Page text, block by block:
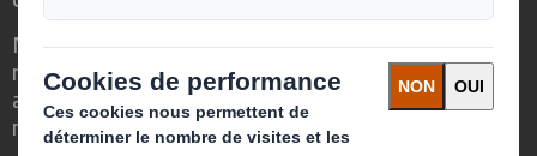
Nous faisons la différence parce que
nous avons su voir en quoi l'emballage
avait un rôle important à jouer dans le
monde qui nous entoure.